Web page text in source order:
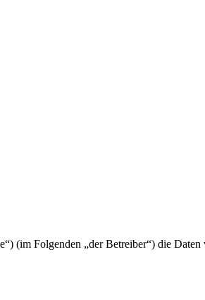
(im Folgenden „der Betreiber“) die